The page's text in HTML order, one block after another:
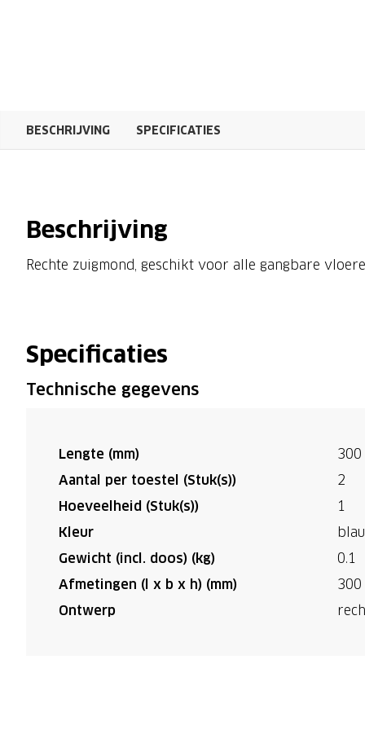
BESCHRIJVING SPECIFICATIES
Beschrijving
Rechte zuigmond, geschikt voor alle gangbare
Specificaties
Technische gegevens
Lengte (mm)
300
Aantal per toestel (Stuk(s))
2
Hoeveelheid (Stuk(s))
1
Kleur
Gewicht (incl. doos) (kg)
0.1
Afmetingen (l x b x h) (mm)
Ontwerp